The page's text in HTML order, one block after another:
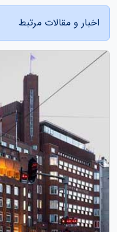
اخبار و مقالات مرتبط